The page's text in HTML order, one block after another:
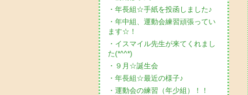
・年長組☆手紙を投函しました♪
・年中組、運動会練習頑張ってい
ます☆！
・イスマイル先生が来てくれまし
た(*^^*)
・９月☆誕生会
・年長組☆最近の様子♪
・運動会の練習（年少組）！！